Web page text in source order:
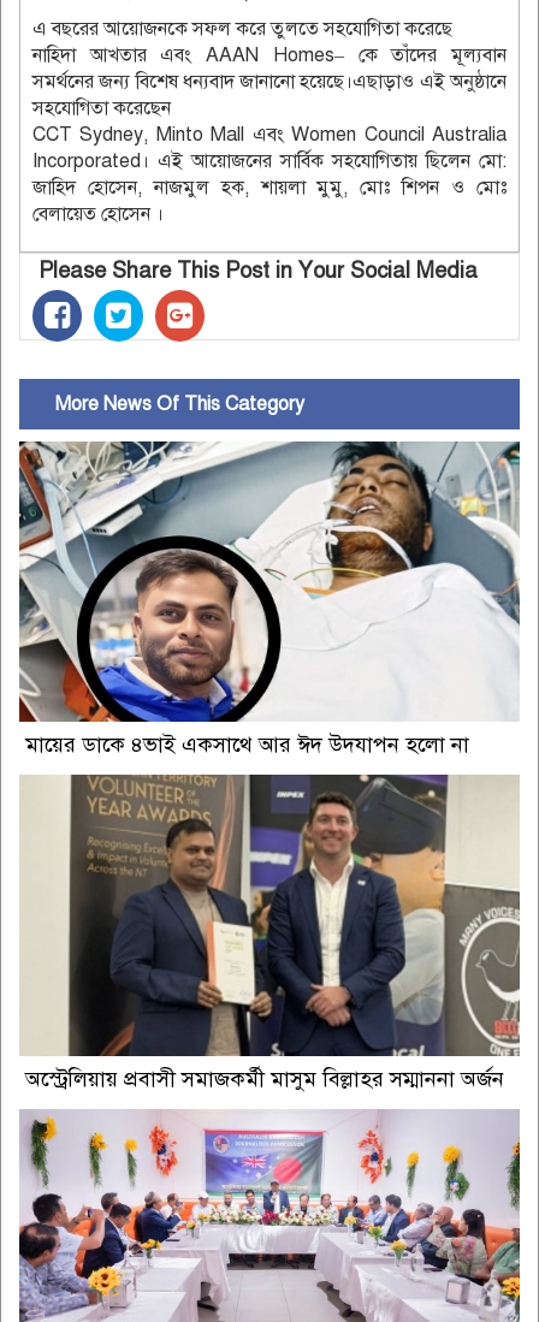
এ বছরের আয়োজনকে সফল করে তুলতে সহযোগিতা করেছে
নাহিদা আখতার এবং AAAN Homes– কে তাঁদের মূল্যবান
সমর্থনের জন্য বিশেষ ধন্যবাদ জানানো হয়েছে।এছাড়াও এই অনুষ্ঠানে
সহযোগিতা করেছেন
CCT Sydney, Minto Mall এবং Women Council Australia
Incorporated। এই আয়োজনের সার্বিক সহযোগিতায় ছিলেন মো:
জাহিদ হোসেন, নাজমুল হক, শায়লা মুমু, মোঃ শিপন ও মোঃ
বেলায়েত হোসেন ।
Please Share This Post in Your Social Media
More News Of This Category
মায়ের ডাকে ৪ভাই একসাথে আর ঈদ উদযাপন হলো না
অস্ট্রেলিয়ায় প্রবাসী সমাজকর্মী মাসুম বিল্লাহর সম্মাননা অর্জন